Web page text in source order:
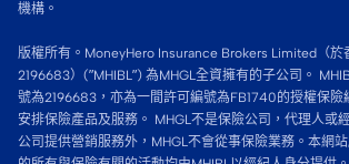
機構。
版權所有。MoneyHero Insurance Brokers Limited（於
2196683）(”MHIBL”) 為MHGL全資擁有的子公司。
號為2196683，亦為一間許可編號為FB1740的授權保險
安排保險產品及服務。 MHGL不是保險公司，代理人或
公司提供營銷服務外，MHGL不會從事保險業務。本網